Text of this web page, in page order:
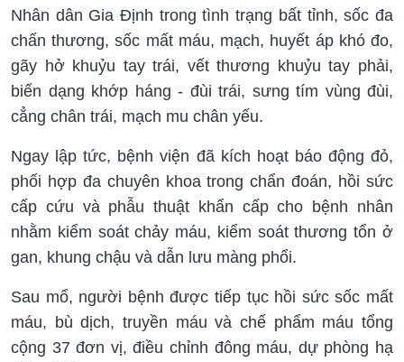
Nhân dân Gia Định trong tình trạng bất tỉnh, sốc đa
chấn thương, sốc mất máu, mạch, huyết áp khó đo,
gãy hở khuỷu tay trái, vết thương khuỷu tay phải,
biến dạng khớp háng - đùi trái, sưng tím vùng đùi,
cẳng chân trái, mạch mu chân yếu.
Ngay lập tức, bệnh viện đã kích hoạt báo động đỏ,
phối hợp đa chuyên khoa trong chẩn đoán, hồi sức
cấp cứu và phẫu thuật khẩn cấp cho bệnh nhân
nhằm kiểm soát chảy máu, kiểm soát thương tổn ở
gan, khung chậu và dẫn lưu màng phổi.
Sau mổ, người bệnh được tiếp tục hồi sức sốc mất
máu, bù dịch, truyền máu và chế phẩm máu tổng
cộng 37 đơn vị, điều chỉnh đông máu, dự phòng hạ